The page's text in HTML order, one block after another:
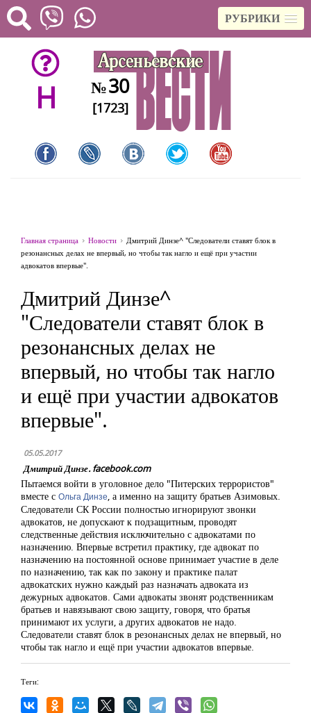
РУБРИКИ
H №30
[1723]
Главная страница Новости
Дмитрий Динзе^ "Следователи ставят блок в
резонансных делах не впервый, но чтобы так нагло и ещё при участии
адвокатов впервые".
Дмитрий Динзе^
"Следователи ставят блок в
резонансных делах не
впервый, но чтобы так нагло
и ещё при участии адвокатов
впервые".
05.05.2017
Дмитрий Динзе. facebook.com
Пытаемся войти в уголовное дело "Питерских террористов"
вместе с Ольга Динзе, а именно на защиту братьев Азимовых.
Следователи СК России полностью игнорируют звонки
адвокатов, не допускают к подзащитным, проводят
следственные действия исключительно с адвокатами по
назначению. Впервые встретил практику, где адвокат по
назначению на постоянной основе принимает участие в деле
по назначению, так как по закону и практике палат
адвокатских нужно каждый раз назначать адвоката из
дежурных адвокатов. Сами адвокаты звонят родственникам
братьев и навязывают свою защиту, говоря, что братья
принимают их услуги, а других адвокатов не надо.
Следователи ставят блок в резонансных делах не впервый, но
чтобы так нагло и ещё при участии адвокатов впервые.
Теги: